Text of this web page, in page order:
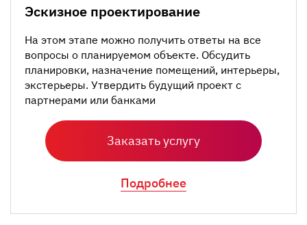
Эскизное проектирование
На этом этапе можно получить ответы на все
вопросы о планируемом объекте. Обсудить
планировки, назначение помещений, интерьеры,
экстерьеры. Утвердить будущий проект с
партнерами или банками
Заказать услугу
Подробнее